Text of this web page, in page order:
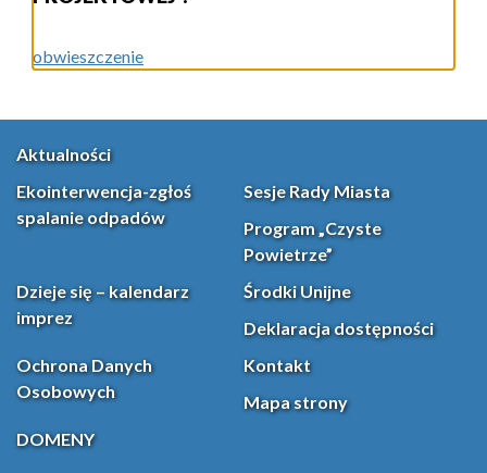
obwieszczenie
Aktualności
Ekointerwencja-zgłoś
spalanie odpadów
Sesje Rady Miasta
Program „Czyste
Powietrze”
Dzieje się – kalendarz
imprez
Środki Unijne
Deklaracja dostępności
Ochrona Danych
Osobowych
Kontakt
Mapa strony
DOMENY